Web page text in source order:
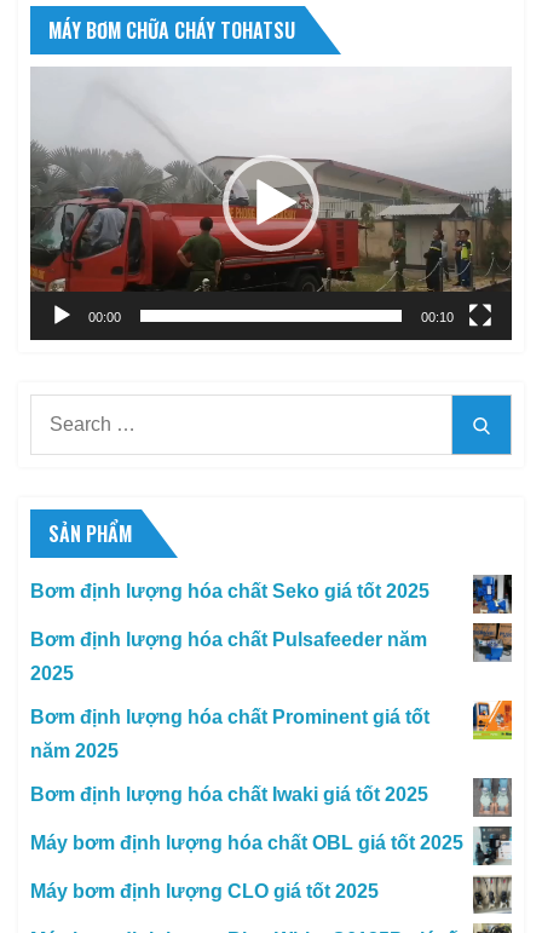
MÁY BƠM CHỮA CHÁY TOHATSU
Video
00:00 00:10
SẢN PHẨM
Bơm định lượng hóa chất Seko giá tốt 2025
Bơm định lượng hóa chất Pulsafeeder năm
2025
Bơm định lượng hóa chất Prominent giá tốt
năm 2025
Bơm định lượng hóa chất Iwaki giá tốt 2025
Máy bơm định lượng hóa chất OBL giá tốt 2025
Máy bơm định lượng CLO giá tốt 2025